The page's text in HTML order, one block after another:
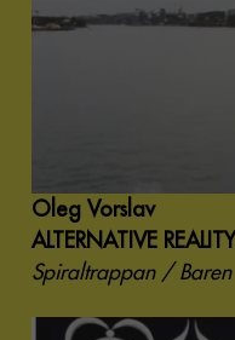
Oleg Vorslav
ALTERNATIVE
Spiraltrappan / Baren